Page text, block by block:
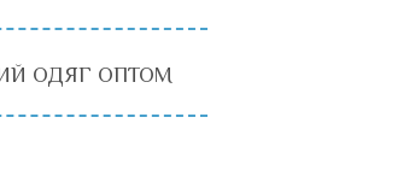
ОДЯГ ОПТОМ